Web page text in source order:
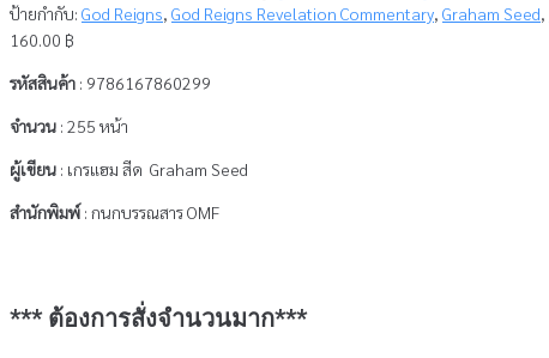
ป้ายกำกับ: God Reigns, God Reigns Revelation Commentary, Graham Seed,
160.00 ฿
รหัสสินค้า : 9786167860299
จำนวน : 255 หน้า
ผู้เขียน : เกรแฮม สีด Graham Seed
สำนักพิมพ์: กนกบรรณสาร OMF
*** ต้องการสั่งจำนวนมาก***